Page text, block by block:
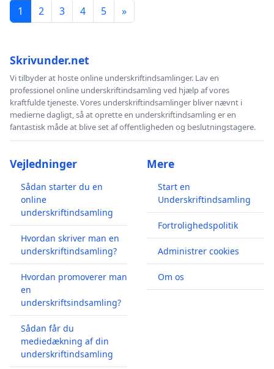
1 2 3 4 5 »
Skrivunder.net
Vi tilbyder at hoste online underskriftindsamlinger. Lav en
professionel online underskriftindsamling ved hjælp af vores
kraftfulde tjeneste. Vores underskriftindsamlinger bliver nævnt i
medierne dagligt, så at oprette en underskriftindsamling er en
fantastisk måde at blive set af offentligheden og beslutningstagere.
Vejledninger
Sådan starter du en
online
underskriftindsamling
Hvordan skriver man en
underskriftindsamling?
Hvordan promoverer man
en
underskriftsindsamling?
Sådan får du
mediedækning af din
underskriftindsamling
Mere
Start en
Underskriftindsamling
Fortrolighedspolitik
Administrer cookies
Om os